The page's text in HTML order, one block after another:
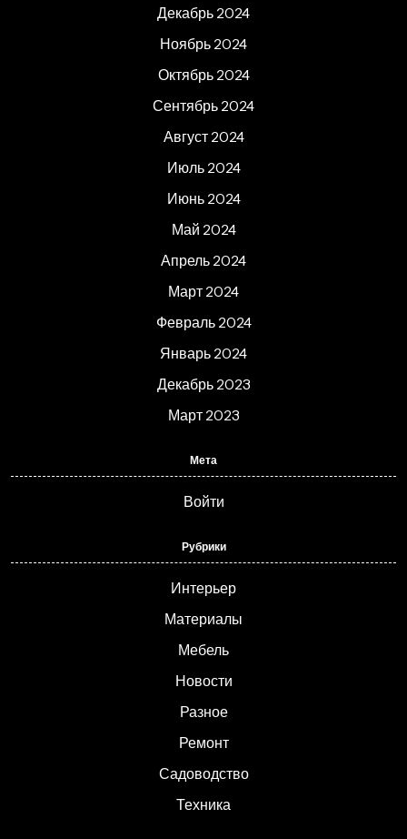
Декабрь 2024
Ноябрь 2024
Октябрь 2024
Сентябрь 2024
Август 2024
Июль 2024
Июнь 2024
Май 2024
Апрель 2024
Март 2024
Февраль 2024
Январь 2024
Декабрь 2023
Март 2023
Мета
Войти
Рубрики
Интерьер
Материалы
Мебель
Новости
Разное
Ремонт
Садоводство
Техника